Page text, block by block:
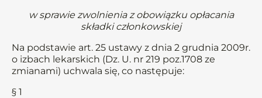
w sprawie zwolnienia z obowiązku opłacania
składki członkowskiej
Na podstawie art. 25 ustawy z dnia 2 grudnia 2009r.
o izbach lekarskich (Dz. U. nr 219 poz.1708 ze
zmianami) uchwala się, co następuje:
§ 1